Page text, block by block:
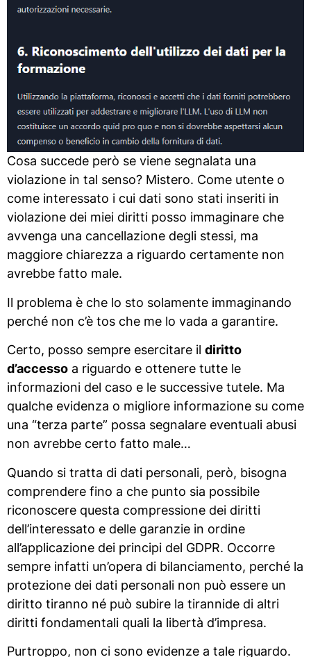
Cosa succede però se viene segnalata una
violazione in tal senso? Mistero. Come utente o
come interessato i cui dati sono stati inseriti in
violazione dei miei diritti posso immaginare che
avvenga una cancellazione degli stessi, ma
maggiore chiarezza a riguardo certamente non
avrebbe fatto male.
Il problema è che lo sto solamente immaginando
perché non c’è tos che me lo vada a garantire.
Certo, posso sempre esercitare il diritto
d’accesso a riguardo e ottenere tutte le
informazioni del caso e le successive tutele. Ma
qualche evidenza o migliore informazione su come
una “terza parte” possa segnalare eventuali abusi
non avrebbe certo fatto male…
Quando si tratta di dati personali, però, bisogna
comprendere fino a che punto sia possibile
riconoscere questa compressione dei diritti
dell’interessato e delle garanzie in ordine
all’applicazione dei principi del GDPR. Occorre
sempre infatti un’opera di bilanciamento, perché la
protezione dei dati personali non può essere un
diritto tiranno né può subire la tirannide di altri
diritti fondamentali quali la libertà d’impresa.
Purtroppo, non ci sono evidenze a tale riguardo.